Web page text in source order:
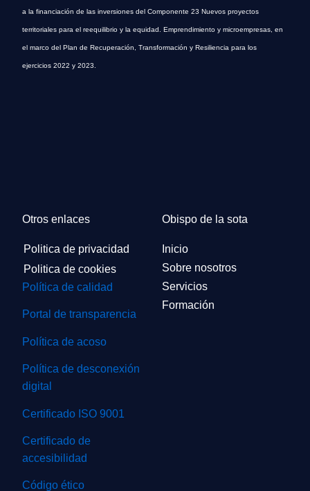
a la financiación de las inversiones del Componente 23 Nuevos proyectos
territoriales para el reequilibrio y la equidad. Emprendimiento y microempresas, en
el marco del Plan de Recuperación, Transformación y Resiliencia para los
ejercicios 2022 y 2023.
Otros enlaces
Politica de privacidad
Politica de cookies
Política de calidad
Portal de transparencia
Política de acoso
Política de desconexión
digital
Certificado ISO 9001
Certificado de
accesibilidad
Código ético
Obispo de la sota
Inicio
Sobre nosotros
Servicios
Formación